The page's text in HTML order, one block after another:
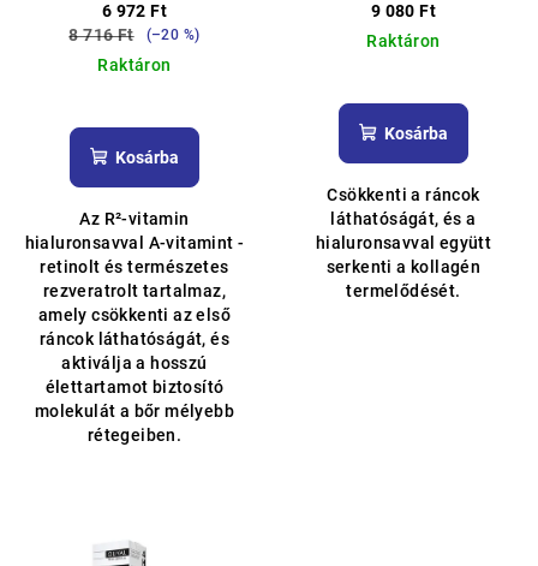
6 972 Ft
8 716 Ft
(–20 %)
Raktáron
termék
átlagos
értékelése
ből
5,0
csillag.
Kosárba
Az R²-vitamin
hialuronsavval A-vitamint -
retinolt és természetes
rezveratrolt tartalmaz,
amely csökkenti az első
ráncok láthatóságát, és
aktiválja a hosszú
élettartamot biztosító
molekulát a bőr mélyebb
rétegeiben.
9 080 Ft
Raktáron
termék
átlagos
értékelése
ből
5,0
csillag.
Kosárba
Csökkenti a ráncok
láthatóságát, és a
hialuronsavval együtt
serkenti a kollagén
termelődését.